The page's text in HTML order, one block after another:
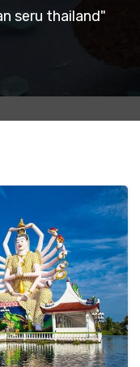
seru thailand"